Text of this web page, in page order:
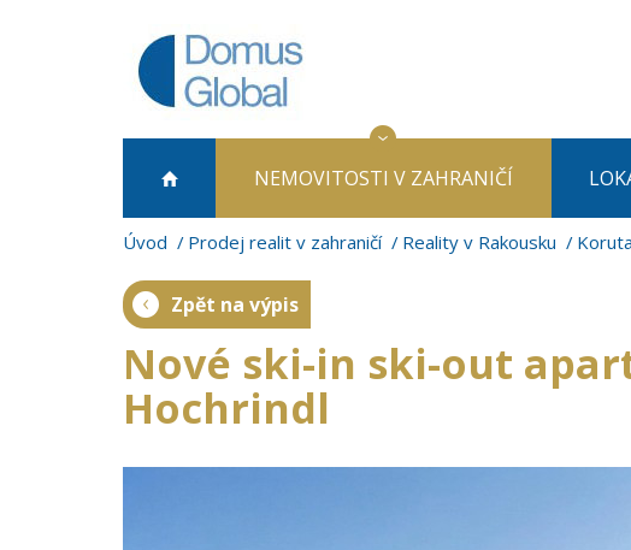
NEMOVITOSTI V ZAHRANIČÍ
Úvod Prodej realit v zahraničí Reality v Rakousku
Zpět na výpis
Nové ski-in ski-out
Hochrindl